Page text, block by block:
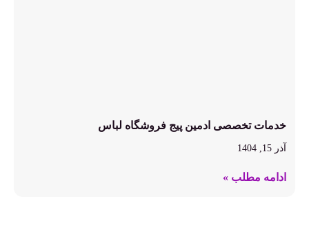
خدمات تخصصی ادمین پیج فروشگاه لباس
آذر 15, 1404
ادامه مطلب »